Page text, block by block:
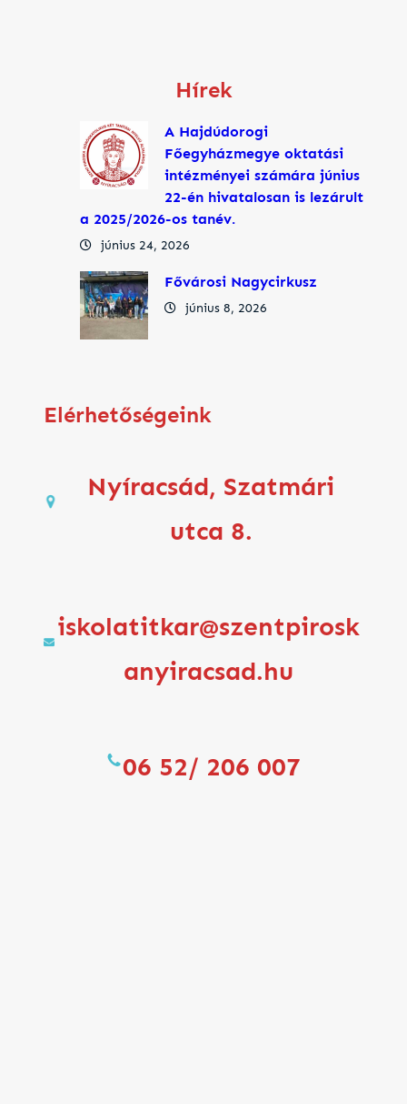
Hírek
A Hajdúdorogi
Főegyházmegye oktatási
intézményei számára június
22-én hivatalosan is lezárult
a 2025/2026-os tanév.
június 24, 2026
Fővárosi Nagycirkusz
június 8, 2026
Elérhetőségeink
Nyíracsád, Szatmári
utca 8.
iskolatitkar@szentpirosk
anyiracsad.hu
06 52/ 206 007